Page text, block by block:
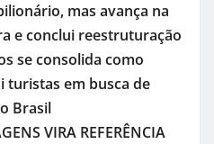
mas avança na
e conclui reestruturação
se consolida como
turistas em busca de
Brasil
VIRA REFERÊNCIA